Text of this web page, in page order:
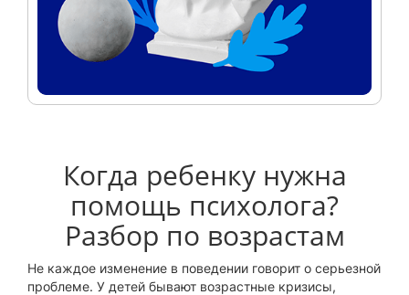
Когда ребенку нужна
помощь психолога?
Разбор по возрастам
Не каждое изменение в поведении говорит о серьезной
проблеме. У детей бывают возрастные кризисы,